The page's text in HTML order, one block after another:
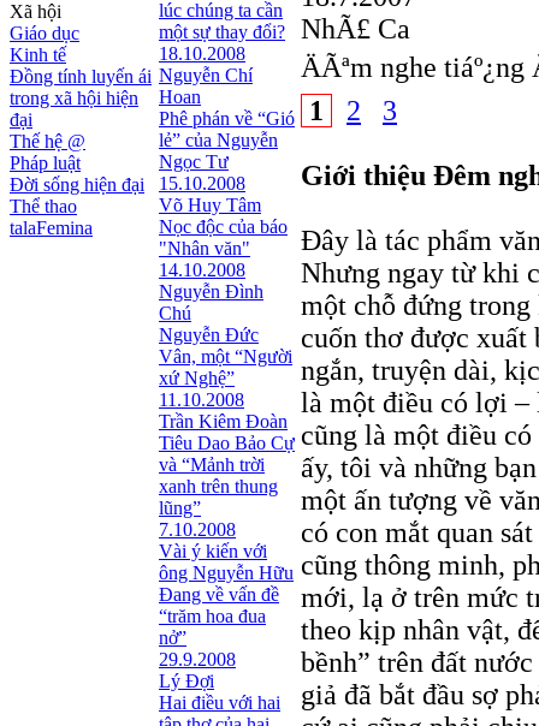
Xã hội
Giáo dục
Kinh tế
Đồng tính luyến ái
trong xã hội hiện
đại
Thế hệ @
Pháp luật
Đời sống hiện đại
Thể thao
talaFemina
lúc chúng ta cần
một sự thay đổi?
18.10.2008
Nguyễn Chí
Hoan
Phê phán về “Gió
lẻ” của Nguyễn
Ngọc Tư
15.10.2008
Võ Huy Tâm
Nọc độc của báo
"Nhân văn"
14.10.2008
Nguyễn Đình
Chú
Nguyễn Đức
Vân, một “Người
xứ Nghệ”
11.10.2008
Trần Kiêm Đoàn
Tiêu Dao Bảo Cự
và “Mảnh trời
xanh trên thung
lũng”
7.10.2008
Vài ý kiến với
ông Nguyễn Hữu
Đang về vấn đề
“trăm hoa đua
nở”
29.9.2008
Lý Đợi
Hai điều với hai
NhÃ£ Ca
ÄÃªm nghe tiáº¿ng
1
2 3
Giới thiệu Đêm
Đây là tác phẩm
Nhưng ngay từ khi
một chỗ đứng
cuốn thơ được xuất
ngắn, truyện dài,
là một điều có lợi –
cũng là một điều
ấy, tôi và những
một ấn tượng về
có con mắt quan
cũng thông minh,
mới, lạ ở trên mức
theo kịp nhân vật,
bềnh” trên đất
giả đã bắt đầu sợ